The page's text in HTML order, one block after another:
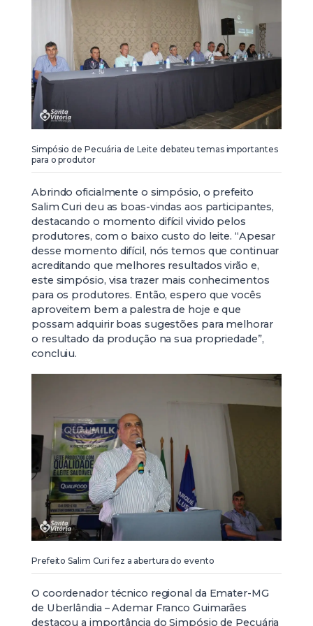
Simpósio de Pecuária de Leite debateu temas importantes
para o produtor
Abrindo oficialmente o simpósio, o prefeito
Salim Curi deu as boas-vindas aos participantes,
destacando o momento difícil vivido pelos
produtores, com o baixo custo do leite. “Apesar
desse momento difícil, nós temos que continuar
acreditando que melhores resultados virão e,
este simpósio, visa trazer mais conhecimentos
para os produtores. Então, espero que vocês
aproveitem bem a palestra de hoje e que
possam adquirir boas sugestões para melhorar
o resultado da produção na sua propriedade”,
concluiu.
Prefeito Salim Curi fez a abertura do evento
O coordenador técnico regional da Emater-MG
de Uberlândia – Ademar Franco Guimarães
destacou a importância do Simpósio de Pecuária